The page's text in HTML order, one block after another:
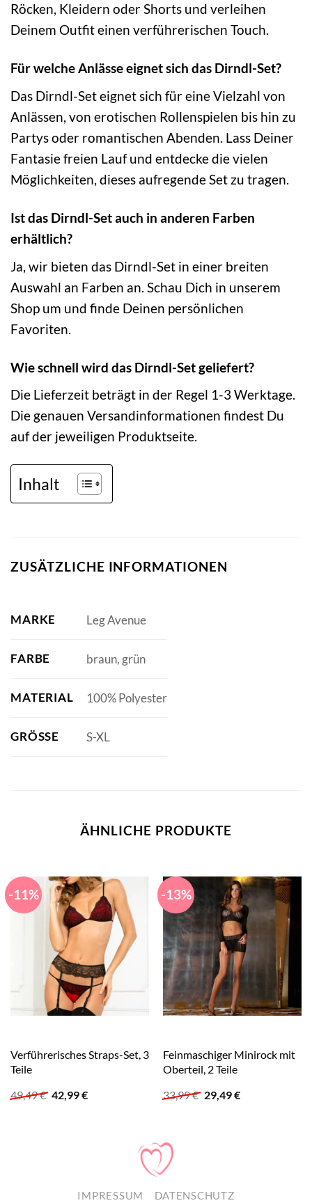
Röcken, Kleidern oder Shorts und verleihen
Deinem Outfit einen verführerischen Touch.
Für welche Anlässe eignet sich das Dirndl-Set?
Das Dirndl-Set eignet sich für eine Vielzahl von
Anlässen, von erotischen Rollenspielen bis hin zu
Partys oder romantischen Abenden. Lass Deiner
Fantasie freien Lauf und entdecke die vielen
Möglichkeiten, dieses aufregende Set zu tragen.
Ist das Dirndl-Set auch in anderen Farben
erhältlich?
Ja, wir bieten das Dirndl-Set in einer breiten
Auswahl an Farben an. Schau Dich in unserem
Shop um und finde Deinen persönlichen
Favoriten.
Wie schnell wird das Dirndl-Set geliefert?
Die Lieferzeit beträgt in der Regel 1-3 Werktage.
Die genauen Versandinformationen findest Du
auf der jeweiligen Produktseite.
Inhalt
ZUSÄTZLICHE INFORMATIONEN
MARKE Leg Avenue
FARBE braun, grün
MATERIAL 100% Polyester
GRÖSSE S-XL
ÄHNLICHE PRODUKTE
-11%
Verführerisches Straps-Set, 3
Teile
49,49€ Ursprünglicher
42,99€Aktueller
-13%
Feinmaschiger Minirock mit
Oberteil, 2 Teile
33,99€ Ursprünglicher
29,49€Aktueller
IMPRESSUM DATENSCHUTZ